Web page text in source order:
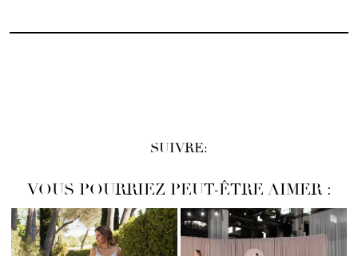
SUIVRE:
VOUS POURRIEZ PEUT-ÊTRE AIMER :